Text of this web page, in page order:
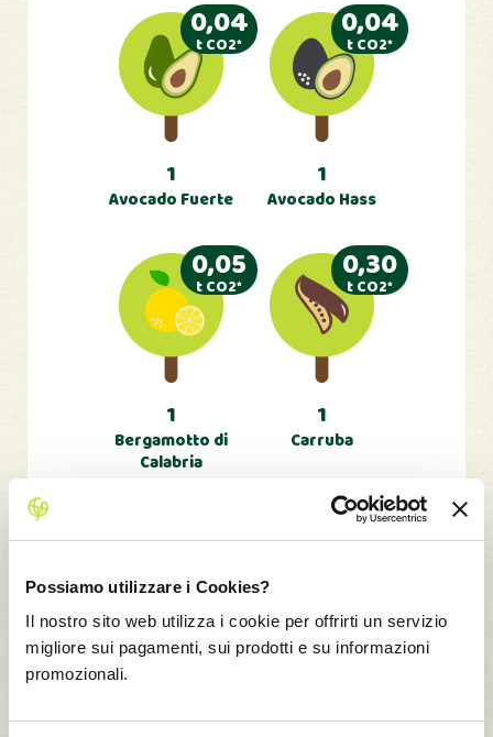
Possiamo utilizzare i Cookies?
Il nostro sito web utilizza i cookie per offrirti un servizio
migliore sui pagamenti, sui prodotti e su informazioni
promozionali.
0,04
t CO2*
1
Avocado Fuerte
0,04
t CO2*
1
Avocado Hass
0,05
t CO2*
1
Bergamotto di
Calabria
0,30
t CO2*
1
Carruba
1
Castagna Del
1,59
t CO2*
1